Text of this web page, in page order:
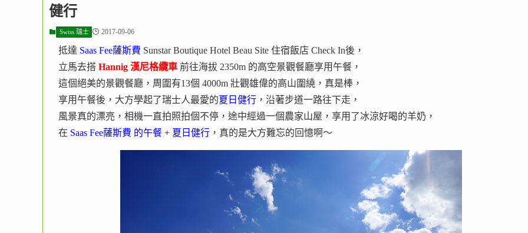
健行
Swiss 瑞士 2017-09-06
抵達 Saas Fee薩斯費 Sunstar Boutique Hotel Beau Site 住宿飯店 Check In後，
立馬去搭 Hannig 漢尼格纜車 前往海拔 2350m 的高空景觀餐廳享用午餐，
這個絕美的景觀餐廳，周圍有13個 4000m 壯觀雄偉的高山圍繞，真是棒，
享用午餐後，大方學起了瑞士人最愛的夏日健行 ，沿著步道一路往下走，
風景真的漂亮，相機一直拍照拍個不停，途中經過一個農家山屋，享用了冰涼好喝的羊奶，
在 Saas Fee薩斯費 的午餐 + 夏日健行 ，真的是大方難忘的回憶啊～